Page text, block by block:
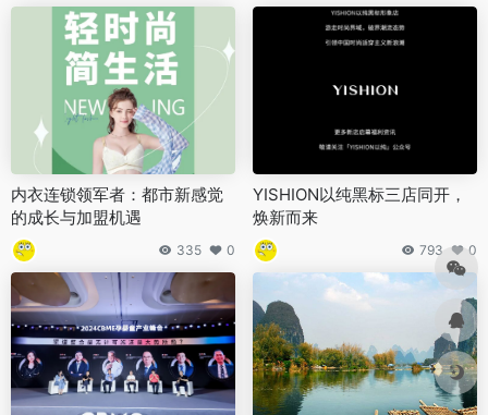
内衣连锁领军者：都市新感觉
的成长与加盟机遇
335 0
YISHION以纯黑标三店同开，
焕新而来
793 0